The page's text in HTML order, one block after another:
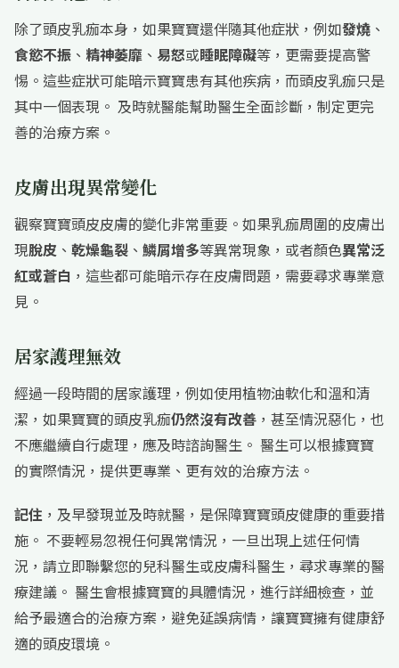
除了頭皮乳痂本身，如果寶寶還伴隨其他症狀，例如發燒 、
食慾不振 、 精神萎靡 、 易怒或睡眠障礙等，更需要提高警
惕。這些症狀可能暗示寶寶患有其他疾病，而頭皮乳痂只是
其中一個表現。 及時就醫能幫助醫生全面診斷，制定更完
善的治療方案。
皮膚出現異常變化
觀察寶寶頭皮皮膚的變化非常重要。如果乳痂周圍的皮膚出
現脫皮 、 乾燥龜裂 、 鱗屑增多等異常現象，或者顏色異常泛
紅或蒼白 ，這些都可能暗示存在皮膚問題，需要尋求專業意
見。
居家護理無效
經過一段時間的居家護理，例如使用植物油軟化和溫和清
潔，如果寶寶的頭皮乳痂仍然沒有改善 ，甚至情況惡化，也
不應繼續自行處理，應及時諮詢醫生。 醫生可以根據寶寶
的實際情況，提供更專業、更有效的治療方法。
記住 ，及早發現並及時就醫，是保障寶寶頭皮健康的重要措
施。 不要輕易忽視任何異常情況，一旦出現上述任何情
況，請立即聯繫您的兒科醫生或皮膚科醫生，尋求專業的醫
療建議。 醫生會根據寶寶的具體情況，進行詳細檢查，並
給予最適合的治療方案，避免延誤病情，讓寶寶擁有健康舒
適的頭皮環境。